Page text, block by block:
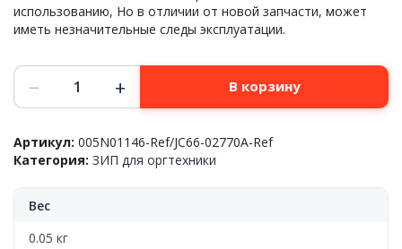
использованию, Но в отличии от новой запчасти, может
иметь незначительные следы эксплуатации.
Количество
товара
Рычаг
дверцы
Xerox™
3320/3330/WC-
005N01146,
− + В корзину
Артикул: 005N01146-Ref/JC66-02770A-Ref
Категория: ЗИП для оргтехники
Вес
0.05 кг